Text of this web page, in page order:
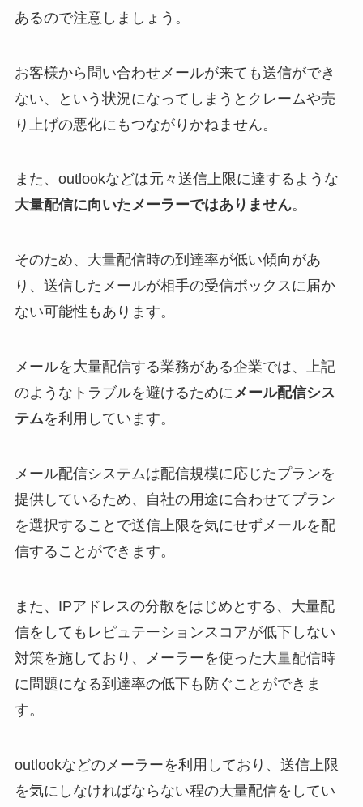
あるので注意しましょう。
お客様から問い合わせメールが来ても送信ができ
ない、という状況になってしまうとクレームや売
り上げの悪化にもつながりかねません。
また、outlookなどは元々送信上限に達するような
大量配信に向いたメーラーではありません。
そのため、大量配信時の到達率が低い傾向があ
り、送信したメールが相手の受信ボックスに届か
ない可能性もあります。
メールを大量配信する業務がある企業では、上記
のようなトラブルを避けるためにメール配信シス
テムを利用しています。
メール配信システムは配信規模に応じたプランを
提供しているため、自社の用途に合わせてプラン
を選択することで送信上限を気にせずメールを配
信することができます。
また、IPアドレスの分散をはじめとする、大量配
信をしてもレピュテーションスコアが低下しない
対策を施しており、メーラーを使った大量配信時
に問題になる到達率の低下も防ぐことができま
す。
outlookなどのメーラーを利用しており、送信上限
を気にしなければならない程の大量配信をしてい